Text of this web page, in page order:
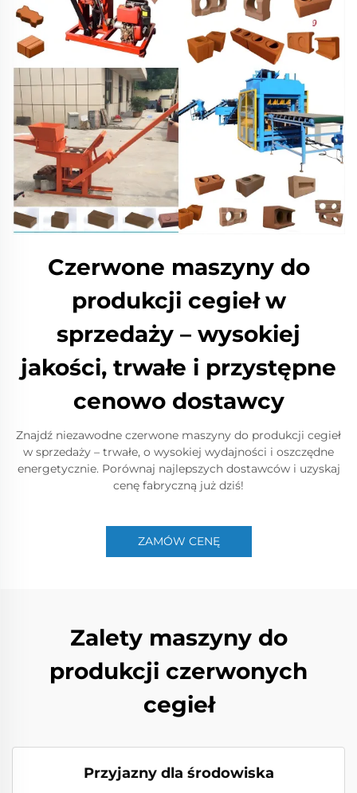
Czerwone maszyny do
produkcji cegieł w
sprzedaży – wysokiej
jakości, trwałe i przystępne
cenowo dostawcy
Znajdź niezawodne czerwone maszyny do produkcji cegieł
w sprzedaży – trwałe, o wysokiej wydajności i oszczędne
energetycznie. Porównaj najlepszych dostawców i uzyskaj
cenę fabryczną już dziś!
ZAMÓW CENĘ
Zalety maszyny do
produkcji czerwonych
cegieł
Przyjazny dla środowiska